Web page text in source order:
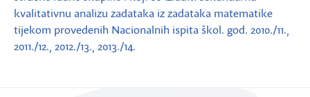
kvalitativnu analizu zadataka iz zadataka matematike
tijekom provedenih Nacionalnih ispita škol. god. 2010./11.,
2011./12., 2012./13., 2013./14.